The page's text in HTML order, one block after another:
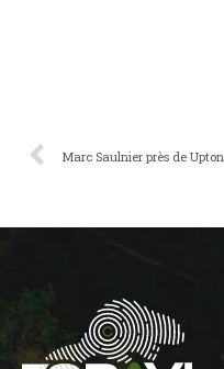
Marc Saulnier près de Upton